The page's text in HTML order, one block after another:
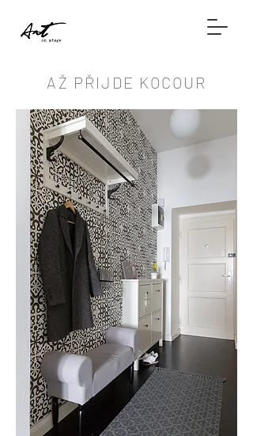
AŽ PŘIJDE KOCOUR